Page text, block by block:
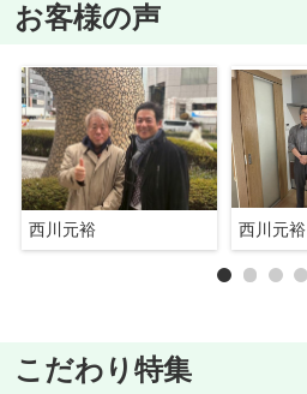
お客様の声
西川元裕 西川元裕
こだわり特集